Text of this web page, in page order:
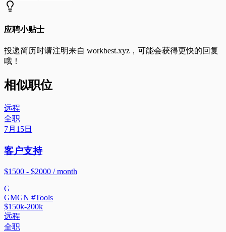
应聘小贴士
投递简历时请注明来自 workbest.xyz ，可能会获得更快的回复
哦！
相似职位
远程
全职
7月15日
客户支持
$1500 - $2000 / month
G
GMGN #Tools
$150k-200k
远程
全职